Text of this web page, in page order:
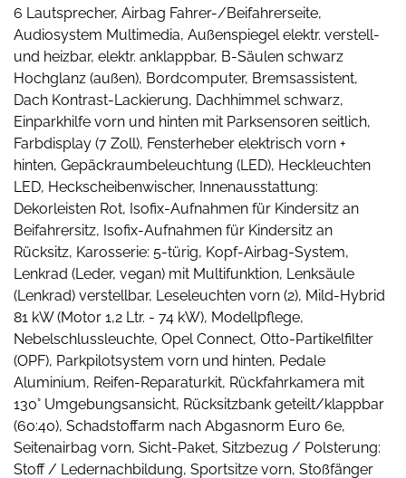
6 Lautsprecher, Airbag Fahrer-/Beifahrerseite,
Audiosystem Multimedia, Außenspiegel elektr. verstell-
und heizbar, elektr. anklappbar, B-Säulen schwarz
Hochglanz (außen), Bordcomputer, Bremsassistent,
Dach Kontrast-Lackierung, Dachhimmel schwarz,
Einparkhilfe vorn und hinten mit Parksensoren seitlich,
Farbdisplay (7 Zoll), Fensterheber elektrisch vorn +
hinten, Gepäckraumbeleuchtung (LED), Heckleuchten
LED, Heckscheibenwischer, Innenausstattung:
Dekorleisten Rot, Isofix-Aufnahmen für Kindersitz an
Beifahrersitz, Isofix-Aufnahmen für Kindersitz an
Rücksitz, Karosserie: 5-türig, Kopf-Airbag-System,
Lenkrad (Leder, vegan) mit Multifunktion, Lenksäule
(Lenkrad) verstellbar, Leseleuchten vorn (2), Mild-Hybrid
81 kW (Motor 1,2 Ltr. - 74 kW), Modellpflege,
Nebelschlussleuchte, Opel Connect, Otto-Partikelfilter
(OPF), Parkpilotsystem vorn und hinten, Pedale
Aluminium, Reifen-Reparaturkit, Rückfahrkamera mit
130° Umgebungsansicht, Rücksitzbank geteilt/klappbar
(60:40), Schadstoffarm nach Abgasnorm Euro 6e,
Seitenairbag vorn, Sicht-Paket, Sitzbezug / Polsterung:
Stoff / Ledernachbildung, Sportsitze vorn, Stoßfänger